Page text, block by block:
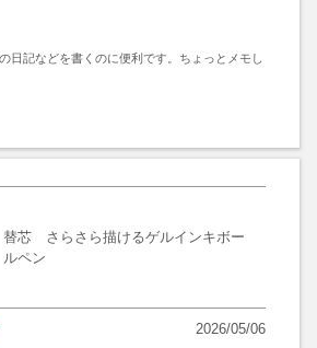
日記などを書くのに便利です。ちょっとメモし
替芯 さらさら描けるゲルインキボー
ルペン
2026/05/06